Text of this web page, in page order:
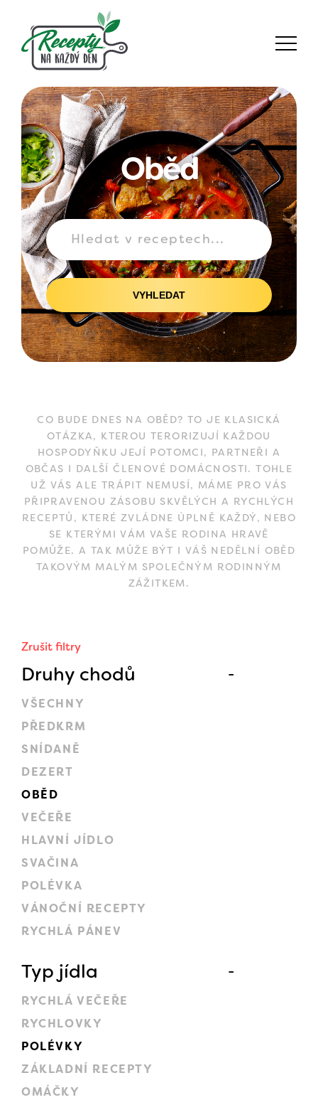
Oběd
VYHLEDAT
Zrušit filtry
Druhy chodů
VŠECHNY
PŘEDKRM
SNÍDANĚ
DEZERT
OBĚD
VEČEŘE
HLAVNÍ JÍDLO
SVAČINA
POLÉVKA
VÁNOČNÍ RECEPTY
RYCHLÁ PÁNEV
Typ jídla
RYCHLÁ VEČEŘE
RYCHLOVKY
POLÉVKY
ZÁKLADNÍ RECEPTY
OMÁČKY
CO BUDE DNES NA OBĚD? TO JE KLASICKÁ
OTÁZKA, KTEROU TERORIZUJÍ KAŽDOU
HOSPODYŇKU JEJÍ POTOMCI, PARTNEŘI A
OBČAS I DALŠÍ ČLENOVÉ DOMÁCNOSTI. TOHLE
UŽ VÁS ALE TRÁPIT NEMUSÍ, MÁME PRO VÁS
PŘIPRAVENOU ZÁSOBU SKVĚLÝCH A RYCHLÝCH
RECEPTŮ, KTERÉ ZVLÁDNE ÚPLNĚ KAŽDÝ, NEBO
SE KTERÝMI VÁM VAŠE RODINA HRAVĚ
POMŮŽE. A TAK MŮŽE BÝT I VÁŠ NEDĚLNÍ OBĚD
TAKOVÝM MALÝM SPOLEČNÝM RODINNÝM
ZÁŽITKEM.